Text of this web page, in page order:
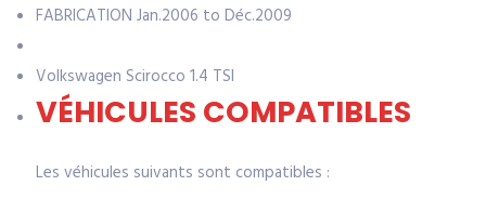
FABRICATION Jan.2006 to Déc.2009
Volkswagen Scirocco 1.4 TSI
VÉHICULES COMPATIBLES
Les véhicules suivants sont compatibles :